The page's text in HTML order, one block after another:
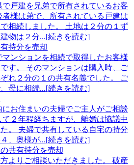
で戸建を兄弟で所有されているお客
様は弟で、所有されている戸建は
相続しました。 土地は２分の１ず
物は２分...[続きを読む]
持分を売却
マンションを相続で取得したお客様
す。 そのマンションは購入時、ご
れ２分の１の共有名義でした。 ご
母に相続...[続きを読む]
にお住まいの夫婦でご主人がご相談
２年程経ちますが、離婚は協議中
。 夫婦で共有している自宅の持分
、奥様が...[続きを読む]
共有持分を売却
よりご相談いただきました。 破産